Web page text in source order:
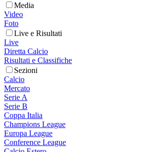
Media
Video
Foto
Live e Risultati
Live
Diretta Calcio
Risultati e Classifiche
Sezioni
Calcio
Mercato
Serie A
Serie B
Coppa Italia
Champions League
Europa League
Conference League